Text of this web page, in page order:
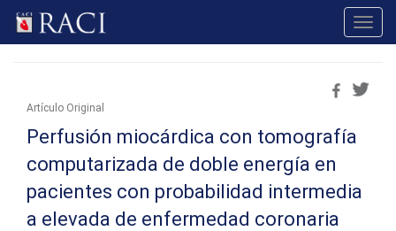
Artículo Original
Perfusión miocárdica con tomografía
computarizada de doble energía en
pacientes con probabilidad intermedia
a elevada de enfermedad coronaria